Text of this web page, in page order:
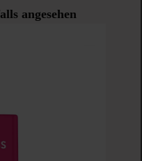
angesehen